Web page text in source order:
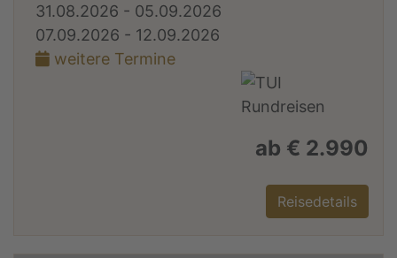
31.08.2026 - 05.09.2026
07.09.2026 - 12.09.2026
weitere Termine
ab € 2.990
Reisedetails